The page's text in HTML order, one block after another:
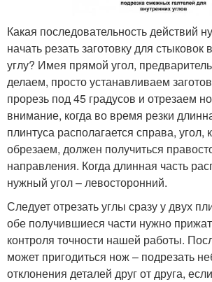
Какая последовательность действий
начать резать заготовку для стыковок
углу? Имея прямой угол,
делаем, просто устанавливаем
прорезь под 45 градусов и отрезаем
внимание, когда во время резки
плинтуса располагается справа,
обрезаем, должен получиться
направления. Когда длинная часть
нужный угол – левосторонний.
Следует отрезать углы сразу у двух
обе получившиеся части нужно
контроля точности нашей работы.
может пригодиться нож – подрезать
отклонения деталей друг от друга,